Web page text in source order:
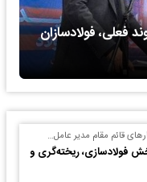
و فلزات: تداوم
و از
قائم مقام مدیر عامل…
بخش فولادسازی، ریخته‌گری و